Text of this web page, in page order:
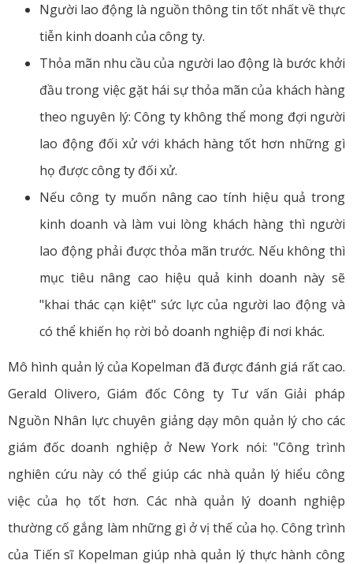
Người lao động là nguồn thông tin tốt nhất về thực
tiễn kinh doanh của công ty.
Thỏa mãn nhu cầu của người lao động là bước khởi
đầu trong việc gặt hái sự thỏa mãn của khách hàng
theo nguyên lý: Công ty không thể mong đợi người
lao động đối xử với khách hàng tốt hơn những gì
họ được công ty đối xử.
Nếu công ty muốn nâng cao tính hiệu quả trong
kinh doanh và làm vui lòng khách hàng thì người
lao động phải được thỏa mãn trước. Nếu không thì
mục tiêu nâng cao hiệu quả kinh doanh này sẽ
"khai thác cạn kiệt" sức lực của người lao động và
có thể khiến họ rời bỏ doanh nghiệp đi nơi khác.
Mô hình quản lý của Kopelman đã được đánh giá rất cao.
Gerald Olivero, Giám đốc Công ty Tư vấn Giải pháp
Nguồn Nhân lực chuyên giảng dạy môn quản lý cho các
giám đốc doanh nghiệp ở New York nói: "Công trình
nghiên cứu này có thể giúp các nhà quản lý hiểu công
việc của họ tốt hơn. Các nhà quản lý doanh nghiệp
thường cố gắng làm những gì ở vị thế của họ. Công trình
của Tiến sĩ Kopelman giúp nhà quản lý thực hành công